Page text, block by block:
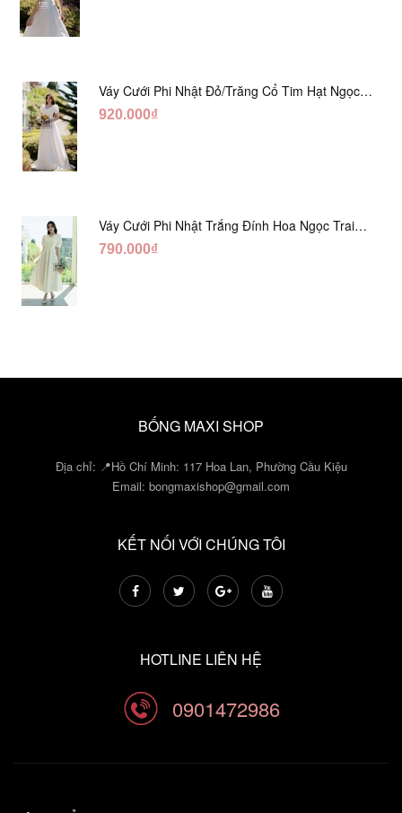
Váy Cưới Phi Nhật Đỏ/Trăng Cổ Tim Hạt Ngọc
DC548
920.000₫
Váy Cưới Phi Nhật Trắng Đính Hoa Ngọc Trai
Lửng DC465
790.000₫
BỐNG MAXI SHOP
Địa chỉ: 📍Hồ Chí Minh: 117 Hoa Lan, Phường Cầu Kiệu
Email: bongmaxishop@gmail.com
KẾT NỐI VỚI CHÚNG TÔI
HOTLINE LIÊN HỆ
0901472986